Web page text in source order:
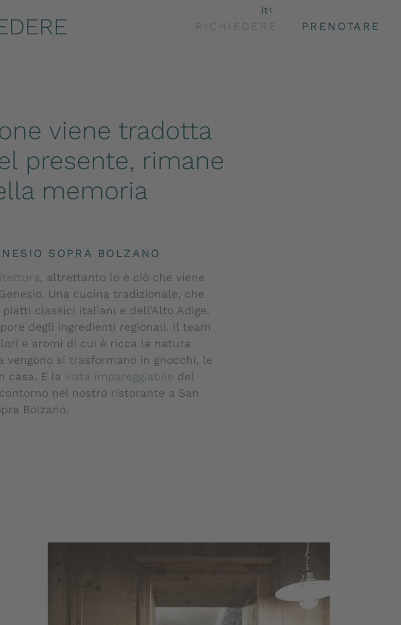
De
It
RICHIEDERE PRENOTARE
Genesio, Bolzano | Hotel Belvedere
viene tradotta
presente, rimane
memoria
SOPRA BOLZANO
, altrettanto lo è ciò che viene
Una cucina tradizionale, che
classici italiani e dell’Alto Adige.
degli ingredienti regionali. Il team
e aromi di cui è ricca la natura
si trasformano in gnocchi, le
casa. E la vista impareggiabile del
nel nostro ristorante a San
Bolzano.